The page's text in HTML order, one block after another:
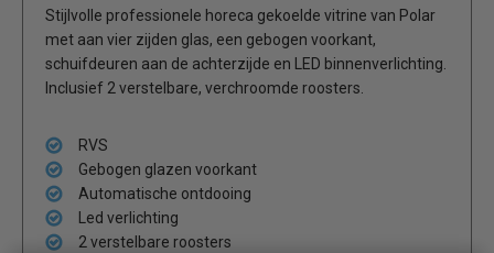
Stijlvolle professionele horeca gekoelde vitrine van Polar
met aan vier zijden glas, een gebogen voorkant,
schuifdeuren aan de achterzijde en LED binnenverlichting.
Inclusief 2 verstelbare, verchroomde roosters.
RVS
Gebogen glazen voorkant
Automatische ontdooing
Led verlichting
2 verstelbare roosters